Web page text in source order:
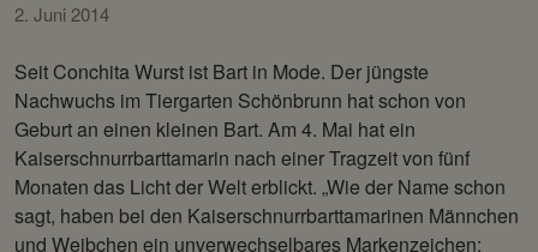
2. Juni 2014
Seit Conchita Wurst ist Bart in Mode. Der jüngste
Nachwuchs im Tiergarten Schönbrunn hat schon von
Geburt an einen kleinen Bart. Am 4. Mai hat ein
Kaiserschnurrbarttamarin nach einer Tragzeit von fünf
Monaten das Licht der Welt erblickt. „Wie der Name schon
sagt, haben bei den Kaiserschnurrbarttamarinen Männchen
und Weibchen ein unverwechselbares Markenzeichen: